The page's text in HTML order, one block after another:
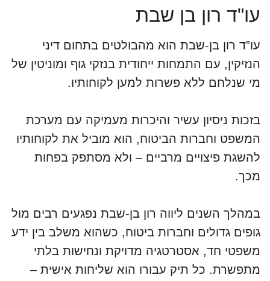
עו"ד רון בן שבת
עו”ד רון בן-שבת הוא מהבולטים בתחום דיני
הנזיקין, עם התמחות ייחודית בנזקי גוף ומוניטין של
מי שנלחם ללא פשרות למען לקוחותיו.
בזכות ניסיון עשיר והיכרות מעמיקה עם מערכת
המשפט וחברות הביטוח, הוא מוביל את לקוחותיו
להשגת פיצויים מרביים – ולא מסתפק בפחות
מכך.
במהלך השנים ליווה רון בן-שבת נפגעים רבים מול
גופים גדולים וחברות ביטוח, כשהוא משלב בין ידע
משפטי חד, אסטרטגיה מדויקת ונחישות בלתי
מתפשרת. כל תיק עבורו הוא שליחות אישית –